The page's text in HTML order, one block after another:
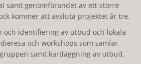
samt genomförandet av ett större
kommer att avsluta projektet år tre.
och identifiering av utbud och lokala
och workshops som samlar
samt kartläggning av utbud.